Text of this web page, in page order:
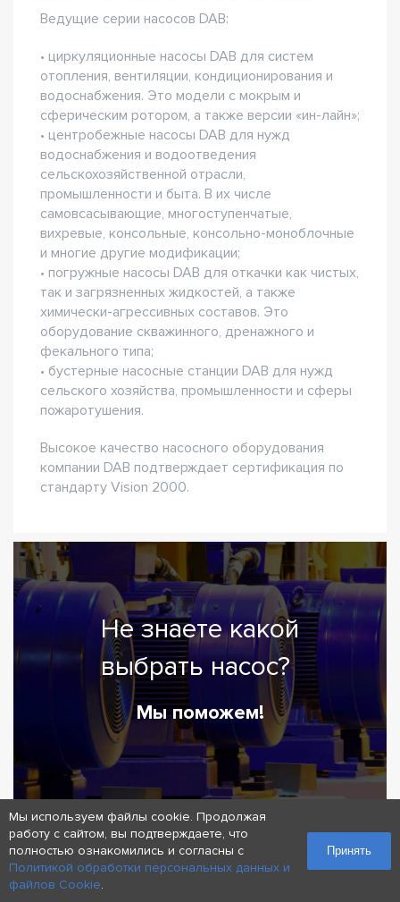
Ведущие серии насосов DAB:
• циркуляционные насосы DAB для систем
отопления, вентиляции, кондиционирования и
водоснабжения. Это модели с мокрым и
сферическим ротором, а также версии «ин-лайн»;
• центробежные насосы DAB для нужд
водоснабжения и водоотведения
сельскохозяйственной отрасли,
промышленности и быта. В их числе
самовсасывающие, многоступенчатые,
вихревые, консольные, консольно-моноблочные
и многие другие модификации;
• погружные насосы DAB для откачки как чистых,
так и загрязненных жидкостей, а также
химически-агрессивных составов. Это
оборудование скважинного, дренажного и
фекального типа;
• бустерные насосные станции DAB для нужд
сельского хозяйства, промышленности и сферы
пожаротушения.
Высокое качество насосного оборудования
компании DAB подтверждает сертификация по
стандарту Vision 2000.
Не знаете какой
выбрать насос?
Мы поможем!
Оставить заявку
Мы используем файлы cookie. Продолжая
работу с сайтом, вы подтверждаете, что
полностью ознакомились и согласны с
Политикой обработки персональных данных и
файлов Cookie.
Принять